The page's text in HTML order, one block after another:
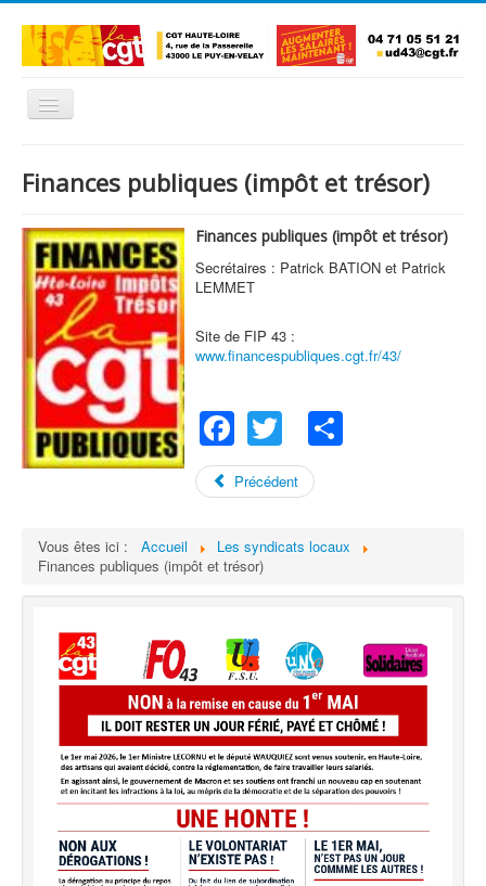
Basculer
L'Union Départementale
Les Unions Locales
Les syndicats locaux
Défendre vos droits
Se syndiquer
La confédératon nationale CGT
NOUS CONTACTER
Finances publiques (impôt et trésor)
Finances publiques (impôt et trésor)
Secrétaires : Patrick BATION et Patrick
LEMMET
Site de FIP 43 :
www.financespubliques.cgt.fr/43/
Facebook
Twitter
Précédent
Vous êtes ici : Accueil
Les syndicats locaux
Finances publiques (impôt et trésor)